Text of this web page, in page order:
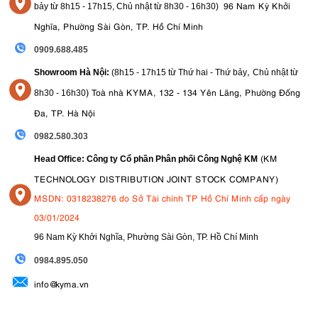
4.6. Thiết kế & Khả năng sử dụng của Canon R3
Máy ảnh Canon R3 có vẻ ngoài và cảm giác như một công cụ được
thiết kế dành cho các nhiếp ảnh gia chuyên nghiệp.Báng tay cầm
tích hợp
mang lại cho nó đặc tính xử lý tương tự như các dòng máy
DSLR cao cấp của Canon.Khung máy bằng hợp kim magiê chắc
chắn, chống chịu thời tiết
khắc nghiệt.
Các nút điều khiển của máy ảnh được thiết kế tốt và dễ sử dụng
ảnh mà không cần phải vào menu, trong hầu hết các trường hợp. Bố
bảy từ 8h15 - 17h15, Chủ nhật từ 8h30 - 16h30) 96 Nam Kỳ Khởi
Nghĩa, Phường Sài Gòn, TP. Hồ Chí Minh
0909.688.485
Showroom Hà Nội: (8h15 - 17h15 từ Thứ hai - Thứ bảy, Chủ nhật từ
8h30 - 16h30) Toà nhà KYMA, 132 - 134 Yên Lãng, Phường Đống
Đa, TP. Hà Nội
0982.580.303
Head Office: Công ty Cổ phần Phân phối Công Nghệ KM (KM
TECHNOLOGY DISTRIBUTION JOINT STOCK COMPANY)
MSDN: 0318238276 do Sở Tài chính TP Hồ Chí Minh cấp ngày
03/01/2024
96 Nam Kỳ Khởi Nghĩa, Phường Sài Gòn, TP. Hồ Chí Minh
0984.895.050
info@kyma.vn